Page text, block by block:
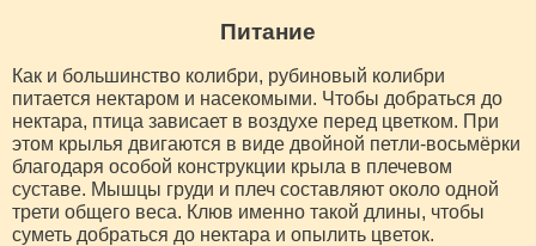
Питание
Как и большинство колибри, рубиновый колибри
питается нектаром и насекомыми. Чтобы добраться до
нектара, птица зависает в воздухе перед цветком. При
этом крылья двигаются в виде двойной петли-восьмёрки
благодаря особой конструкции крыла в плечевом
суставе. Мышцы груди и плеч составляют около одной
трети общего веса. Клюв именно такой длины, чтобы
суметь добраться до нектара и опылить цветок.